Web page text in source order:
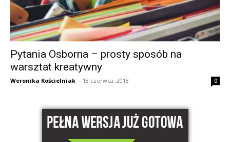
Pytania Osborna – prosty sposób na
warsztat kreatywny
Weronika Kościelniak - 18 czerwca, 2018 0